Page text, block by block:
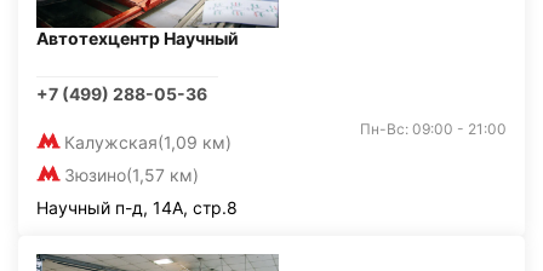
Автотехцентр Научный
+7 (499) 288-05-36
Калужская(1,09 км)
Зюзино(1,57 км)
Пн-Вс: 09:00 - 21:00
Научный п-д, 14А, стр.8